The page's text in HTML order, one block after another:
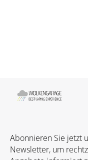
Abonnieren Sie jetzt
Newsletter, um